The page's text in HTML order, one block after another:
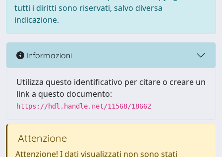
tutti i diritti sono riservati, salvo diversa
indicazione.
Informazioni
Utilizza questo identificativo per citare o creare un
link a questo documento:
https://hdl.handle.net/11568/18662
Attenzione
Attenzione! I dati visualizzati non sono stati